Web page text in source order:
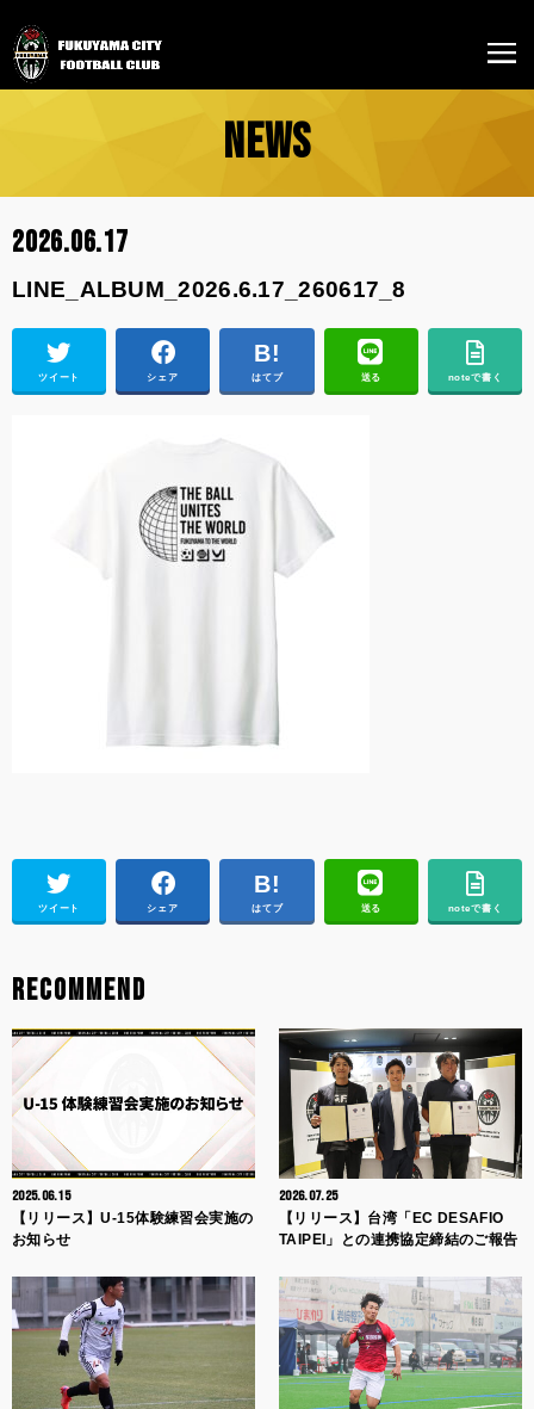
NEWS
2026.06.17
LINE_ALBUM_2026.6.17_260617_8
ツイート シェア はてブ 送る noteで書く
ツイート シェア はてブ 送る noteで書く
RECOMMEND
2025.06.15
【リリース】U-15体験練習会実施の
お知らせ
2026.07.25
【リリース】台湾「EC DESAFIO
TAIPEI」との連携協定締結のご報告